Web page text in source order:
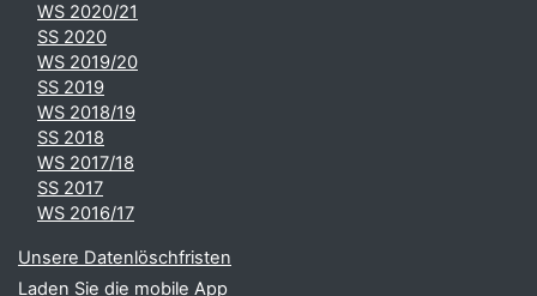
WS 2020/21
SS 2020
WS 2019/20
SS 2019
WS 2018/19
SS 2018
WS 2017/18
SS 2017
WS 2016/17
Unsere Datenlöschfristen
Laden Sie die mobile App